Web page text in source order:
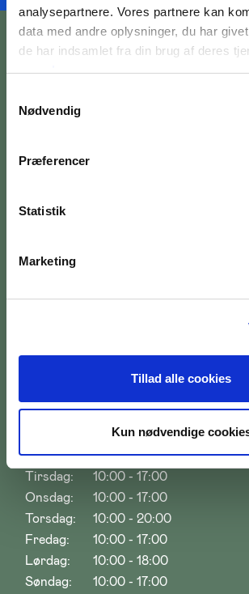
analysepartnere. Vores partnere kan
data med andre oplysninger, du har
de har indsamlet fra din brug af deres
mereher
Nødvendig
Præferencer
Statistik
Marketing
Tillad alle cookies
Kun nødvendige
Åbningstider
Mandag:
10:00 - 17:00
Tirsdag:
10:00 - 17:00
Onsdag:
10:00 - 17:00
Torsdag:
10:00 - 20:00
Fredag:
10:00 - 17:00
Lørdag:
10:00 - 18:00
Søndag:
10:00 - 17:00
OM MUSEET
SØG PÅ BRANDTS